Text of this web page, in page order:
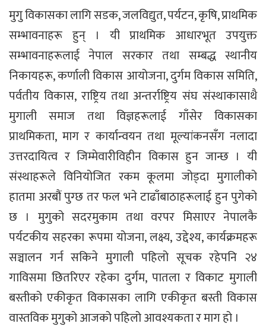
मुगु विकासका लागि सडक, जलविद्युत, पर्यटन, कृषि, प्राथमिक
सम्भावनाहरू हुन् । यी प्राथमिक आधारभूत उपयुक्त
सम्भावनाहरूलाई नेपाल सरकार तथा सम्बद्ध स्थानीय
निकायहरू, कर्णाली विकास आयोजना, दुर्गम विकास समिति,
पर्वतीय विकास, राष्ट्रिय तथा अन्तर्राष्ट्रिय संघ संस्थाकासाथै
मुगाली समाज तथा विज्ञहरूलाई गाँसेर विकासका
प्राथमिकता, माग र कार्यान्वयन तथा मूल्यांकनसँग नलादा
उत्तरदायित्व र जिम्मेवारीविहीन विकास हुन जान्छ । यी
संस्थाहरूले विनियोजित रकम कूलमा जोड्दा मुगालीको
हातमा अरबौं पुग्छ तर फल भने टाढाँबाठाहरूलाई हुन पुगेको
छ । मुगुको सदरमुकाम तथा वरपर मिसाएर नेपालकै
पर्यटकीय सहरका रूपमा योजना, लक्ष्य, उद्देश्य, कार्यक्रमहरू
सञ्चालन गर्न सकिने मुगाली पहिलो सूचक रहेपनि २४
गाविसमा छितरिएर रहेका दुर्गम, पातला र विकाट मुगाली
बस्तीको एकीकृत विकासका लागि एकीकृत बस्ती विकास
वास्तविक मुगुको आजको पहिलो आवश्यकता र माग हो ।